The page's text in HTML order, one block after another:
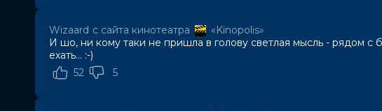
Меморандум
до 31 декабря
Пушкинская картаМожно оплатить
Wizaard с сайта кинотеатра «Kinopolis»
И шо, ни кому таки не пришла в голову светлая мысль - рядом
ехать... :-)
52
5